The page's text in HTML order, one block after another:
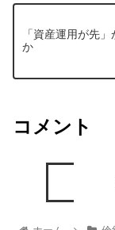
「資産運用が先
か
コメント